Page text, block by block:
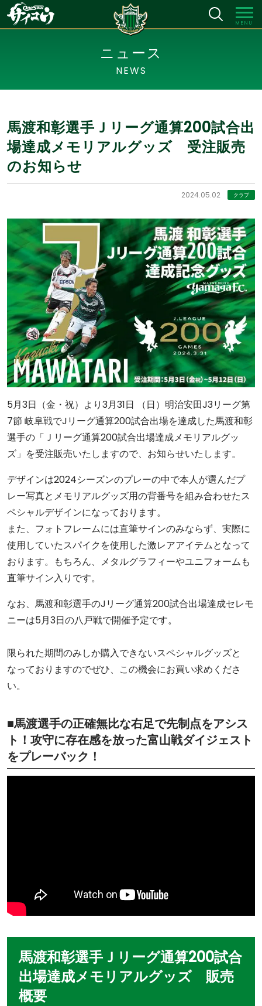
MENU
ニュース
NEWS
馬渡和彰選手Ｊリーグ通算200試合出
場達成メモリアルグッズ 受注販売
のお知らせ
2024.05.02 クラブ
5月3日（金・祝）より3月31日 （日）明治安田J3リーグ第
7節 岐阜戦でJリーグ通算200試合出場を達成した馬渡和彰
選手の「Ｊリーグ通算200試合出場達成メモリアルグッ
ズ」を受注販売いたしますので、お知らせいたします。
デザインは2024シーズンのプレーの中で本人が選んだプ
レー写真とメモリアルグッズ用の背番号を組み合わせたス
ペシャルデザインになっております。
また、フォトフレームには直筆サインのみならず、実際に
使用していたスパイクを使用した激レアアイテムとなって
おります。もちろん、メタルグラフィーやユニフォームも
直筆サイン入りです。
なお、馬渡和彰選手のJリーグ通算200試合出場達成セレモ
ニーは5月3日の八戸戦で開催予定です。
限られた期間のみしか購入できないスペシャルグッズと
なっておりますのでぜひ、この機会にお買い求めくださ
い。
■馬渡選手の正確無比な右足で先制点をアシス
ト！攻守に存在感を放った富山戦ダイジェスト
をプレーバック！
馬渡和彰選手Ｊリーグ通算200試合
出場達成メモリアルグッズ 販売
概要